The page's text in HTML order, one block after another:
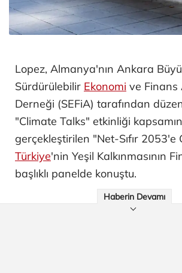
Lopez, Almanya'nın Ankara
Sürdürülebilir Ekonomi ve Finans
Derneği (SEFiA) tarafından
"Climate Talks" etkinliği
gerçekleştirilen "Net-Sıfır 2053'e
Türkiye'nin Yeşil Kalkınmasının
başlıklı panelde konuştu.
Haberin Devamı